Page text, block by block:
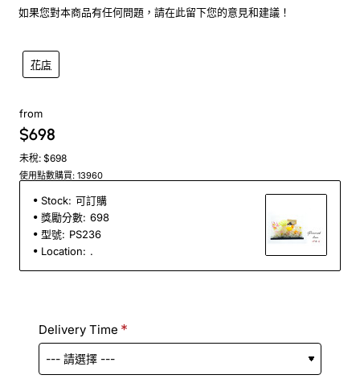
花店
如果您對本商品有任何問題，請在此留下您的意見和建議！
from
$698
未稅: $698
使用點數購買: 13960
Stock: 可訂購
獎勵分數: 698
型號: PS236
Location: .
Delivery Time